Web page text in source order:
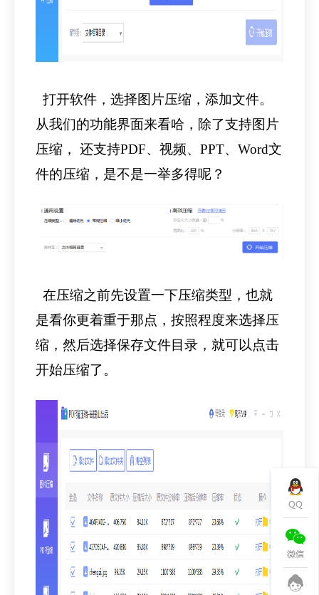
打开软件，选择图片压缩，添加文件。
从我们的功能界面来看哈，除了支持图片
压缩， 还支持PDF、视频、PPT、Word文
件的压缩，是不是一举多得呢？
在压缩之前先设置一下压缩类型，也就
是看你更着重于那点，按照程度来选择压
缩，然后选择保存文件目录，就可以点击
开始压缩了。